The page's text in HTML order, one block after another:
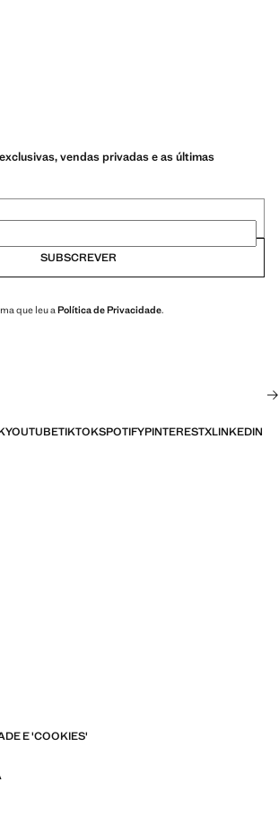
vendas privadas e as últimas
SUBSCREVER
que leu a Política de Privacidade.
YOUTUBETIKTOKSPOTIFYPINTERESTXLINKEDIN
E 'COOKIES'